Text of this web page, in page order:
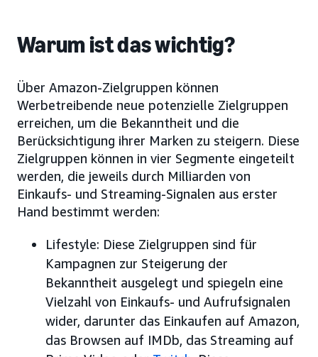
Warum ist das wichtig?
Über Amazon-Zielgruppen können
Werbetreibende neue potenzielle Zielgruppen
erreichen, um die Bekanntheit und die
Berücksichtigung ihrer Marken zu steigern. Diese
Zielgruppen können in vier Segmente eingeteilt
werden, die jeweils durch Milliarden von
Einkaufs- und Streaming-Signalen aus erster
Hand bestimmt werden:
Lifestyle: Diese Zielgruppen sind für
Kampagnen zur Steigerung der
Bekanntheit ausgelegt und spiegeln eine
Vielzahl von Einkaufs- und Aufrufsignalen
wider, darunter das Einkaufen auf Amazon,
das Browsen auf IMDb, das Streaming auf